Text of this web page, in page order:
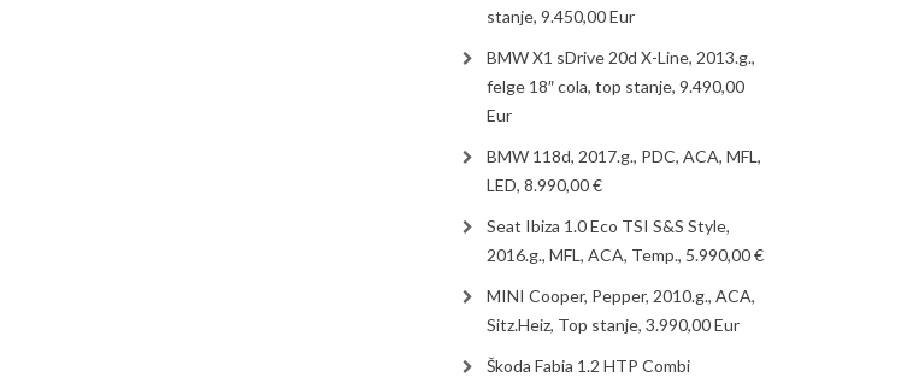
stanje, 9.450,00 Eur
BMW X1 sDrive 20d X-Line, 2013.g.,
felge 18″ cola, top stanje, 9.490,00
Eur
BMW 118d, 2017.g., PDC, ACA, MFL,
LED, 8.990,00 €
Seat Ibiza 1.0 Eco TSI S&S Style,
2016.g., MFL, ACA, Temp., 5.990,00 €
MINI Cooper, Pepper, 2010.g., ACA,
Sitz.Heiz, Top stanje, 3.990,00 Eur
Škoda Fabia 1.2 HTP Combi